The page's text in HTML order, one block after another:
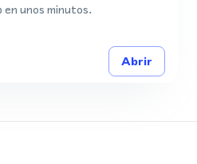
unos minutos.
Abrir